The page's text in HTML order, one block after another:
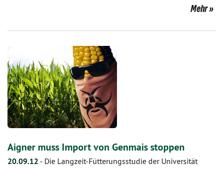
Mehr
Aigner muss Import von Genmais stoppen
20.09.12 - Die Langzeit-Fütterungsstudie der Universität